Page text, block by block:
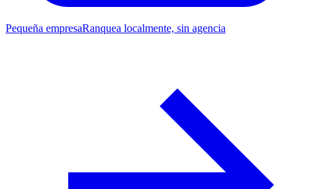
Pequeña empresaRanquea localmente, sin agencia